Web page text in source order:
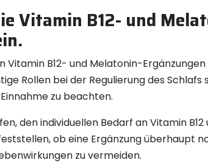
Vitamin B12- und
Vitamin B12- und Melatonin-
Rollen bei der Regulierung des
zu beachten.
den individuellen Bedarf an Vitamin
ob eine Ergänzung überhaupt
zu vermeiden.